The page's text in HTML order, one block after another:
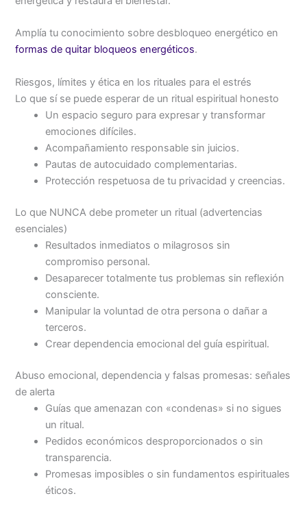
Amplía tu conocimiento sobre desbloqueo energético en
formas de quitar bloqueos energéticos.
Riesgos, límites y ética en los rituales para el estrés
Lo que sí se puede esperar de un ritual espiritual honesto
Un espacio seguro para expresar y transformar
emociones difíciles.
Acompañamiento responsable sin juicios.
Pautas de autocuidado complementarias.
Protección respetuosa de tu privacidad y creencias.
Lo que NUNCA debe prometer un ritual (advertencias
esenciales)
Resultados inmediatos o milagrosos sin
compromiso personal.
Desaparecer totalmente tus problemas sin reflexión
consciente.
Manipular la voluntad de otra persona o dañar a
terceros.
Crear dependencia emocional del guía espiritual.
Abuso emocional, dependencia y falsas promesas: señales
de alerta
Guías que amenazan con «condenas» si no sigues
un ritual.
Pedidos económicos desproporcionados o sin
transparencia.
Promesas imposibles o sin fundamentos espirituales
éticos.